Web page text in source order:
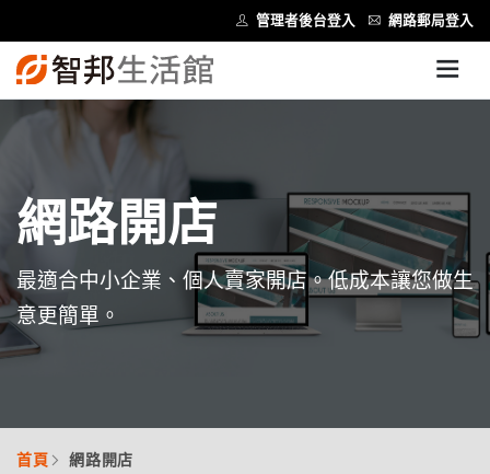
管理者後台登入 網路郵局登入
網路開店
最適合中小企業、個人賣家開店。低成本讓您做生
意更簡單。
首頁 網路開店